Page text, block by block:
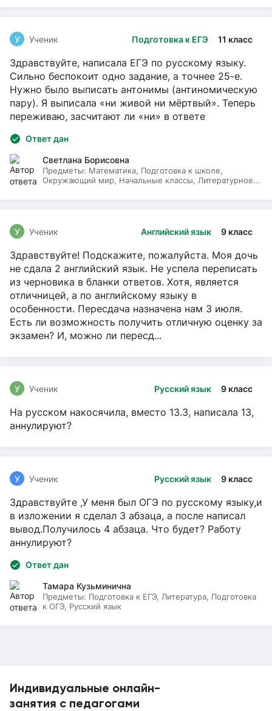
Индивидуальные онлайн-
занятия с педагогами
Подготовка к ЕГЭ 11 класс
У Ученик
Здравствуйте, написала ЕГЭ по русскому языку.
Сильно беспокоит одно задание, а точнее 25-е.
Нужно было выписать антонимы (антиномическую
пару). Я выписала «ни живой ни мёртвый». Теперь
переживаю, засчитают ли «ни» в ответе
Ответ дан
Светлана Борисовна
Предметы: Математика, Подготовка к школе,
Окружающий мир, Начальные классы, Литературное
Английский язык 9 класс
У Ученик
Здравствуйте! Подскажите, пожалуйста. Моя дочь
не сдала 2 английский язык. Не успела переписать
из черновика в бланки ответов. Хотя, является
отличницей, а по английскому языку в
особенности. Пересдача назначена нам 3 июля.
Есть ли возможность получить отличную оценку за
экзамен? И, можно ли пересд...
Русский язык 9 класс
У Ученик
На русском накосячила, вместо 13.3, написала 13,
аннулируют?
Русский язык 9 класс
У Ученик
Здравствуйте ,У меня был ОГЭ по русскому языку,и
в изложении я сделал 3 абзаца, а после написал
вывод.Получилось 4 абзаца. Что будет? Работу
аннулируют?
Ответ дан
Тамара Кузьминична
Предметы: Подготовка к ЕГЭ, Литература, Подготовка
к ОГЭ, Русский язык